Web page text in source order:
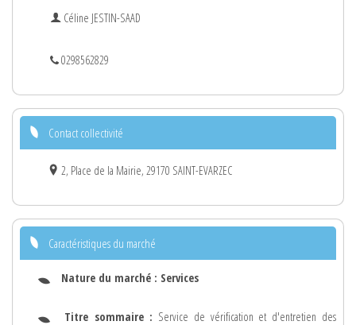
Céline JESTIN-SAAD
0298562829
Contact collectivité
2, Place de la Mairie, 29170 SAINT-EVARZEC
Caractéristiques du marché
Nature du marché : Services
Titre sommaire : Service de vérification et d'entretien des